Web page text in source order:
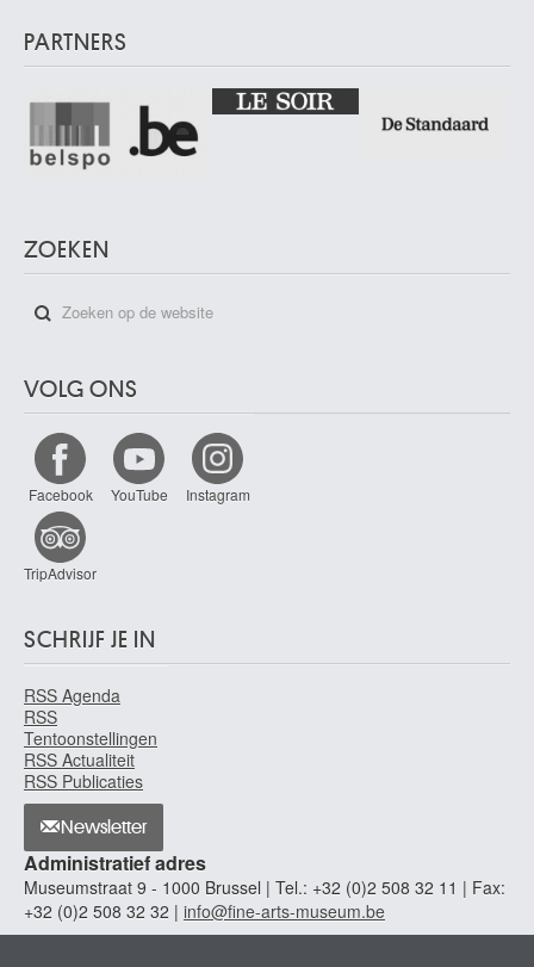
PARTNERS
ZOEKEN
VOLG ONS
Facebook YouTube Instagram
TripAdvisor
SCHRIJF JE IN
RSS Agenda
RSS
Tentoonstellingen
RSS Actualiteit
RSS Publicaties
Newsletter
Administratief adres
Museumstraat 9 - 1000 Brussel | Tel.: +32 (0)2 508 32 11 | Fax:
+32 (0)2 508 32 32 | info@fine-arts-museum.be